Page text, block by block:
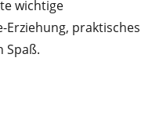
wichtige
praktisches
Spaß.